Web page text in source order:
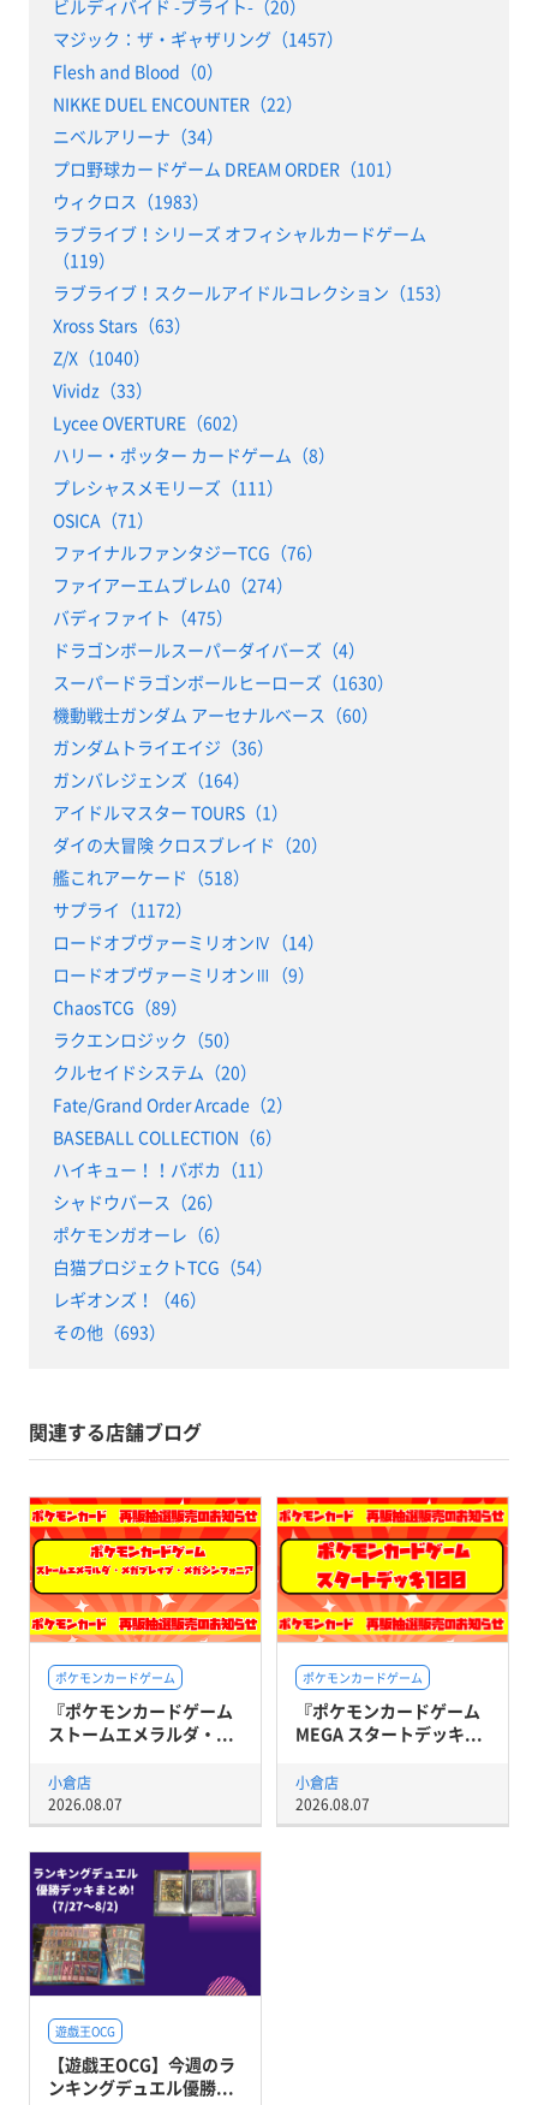
ビルディバイド -ブライト-（20）
マジック：ザ・ギャザリング（1457）
Flesh and Blood（0）
NIKKE DUEL ENCOUNTER（22）
ニベルアリーナ（34）
プロ野球カードゲーム DREAM ORDER（101）
ウィクロス（1983）
ラブライブ！シリーズ オフィシャルカードゲーム
（119）
ラブライブ！スクールアイドルコレクション（153）
Xross Stars（63）
Z/X（1040）
Vividz（33）
Lycee OVERTURE（602）
ハリー・ポッター カードゲーム（8）
プレシャスメモリーズ（111）
OSICA（71）
ファイナルファンタジーTCG（76）
ファイアーエムブレム0（274）
バディファイト（475）
ドラゴンボールスーパーダイバーズ（4）
スーパードラゴンボールヒーローズ（1630）
機動戦士ガンダム アーセナルベース（60）
ガンダムトライエイジ（36）
ガンバレジェンズ（164）
アイドルマスター TOURS（1）
ダイの大冒険 クロスブレイド（20）
艦これアーケード（518）
サプライ（1172）
ロードオブヴァーミリオンⅣ（14）
ロードオブヴァーミリオンⅢ（9）
ChaosTCG（89）
ラクエンロジック（50）
クルセイドシステム（20）
Fate/Grand Order Arcade（2）
BASEBALL COLLECTION（6）
ハイキュー！！バボカ（11）
シャドウバース（26）
ポケモンガオーレ（6）
白猫プロジェクトTCG（54）
レギオンズ！（46）
その他（693）
関連する店舗ブログ
ポケモンカードゲーム
『ポケモンカードゲーム
ストームエメラルダ・...
小倉店
2026.08.07
ポケモンカードゲーム
『ポケモンカードゲーム
MEGA スタートデッキ...
小倉店
2026.08.07
遊戯王OCG
【遊戯王OCG】今週のラ
ンキングデュエル優勝...